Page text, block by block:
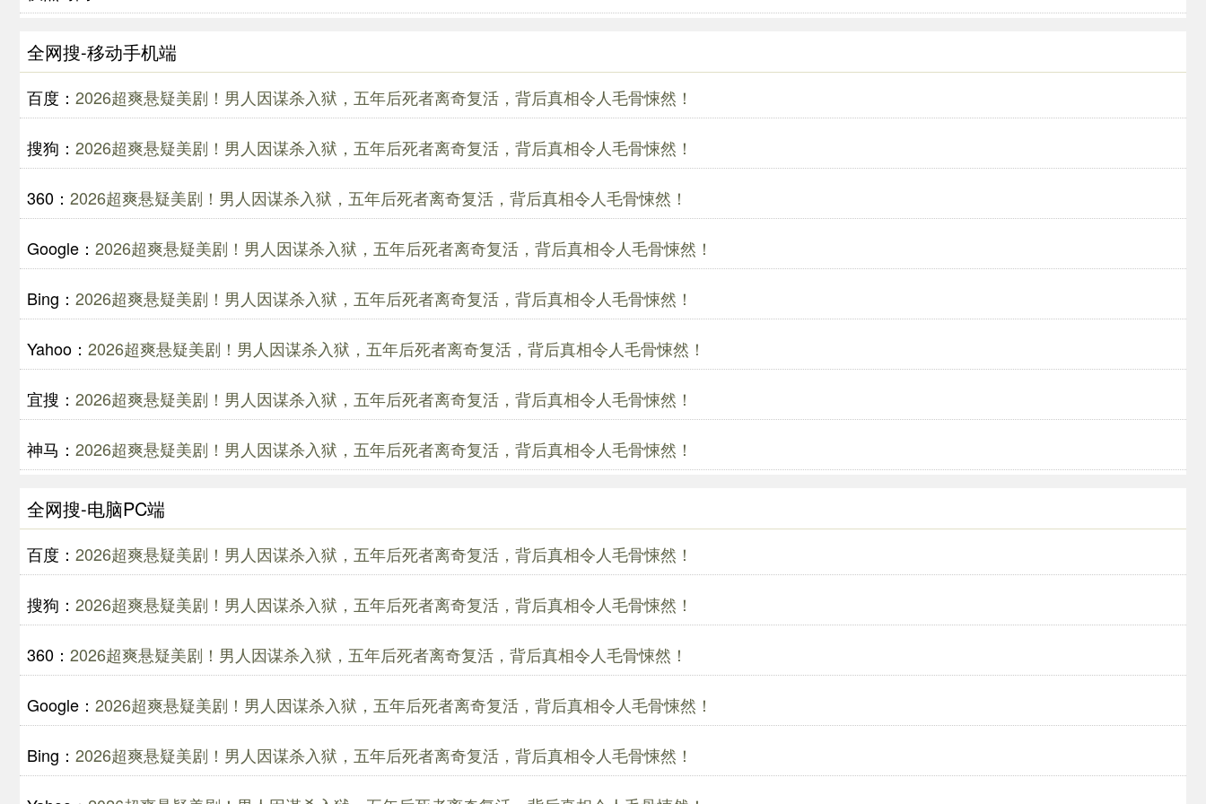
全网搜-移动手机端
百度： 2026超爽悬疑美剧！男人因谋杀入狱，五年后死者离奇复活，背后真相令人毛骨悚然！
搜狗： 2026超爽悬疑美剧！男人因谋杀入狱，五年后死者离奇复活，背后真相令人毛骨悚然！
360： 2026超爽悬疑美剧！男人因谋杀入狱，五年后死者离奇复活，背后真相令人毛骨悚然！
Google： 2026超爽悬疑美剧！男人因谋杀入狱，五年后死者离奇复活，背后真相令人毛骨悚然！
Bing： 2026超爽悬疑美剧！男人因谋杀入狱，五年后死者离奇复活，背后真相令人毛骨悚然！
Yahoo： 2026超爽悬疑美剧！男人因谋杀入狱，五年后死者离奇复活，背后真相令人毛骨悚然！
宜搜： 2026超爽悬疑美剧！男人因谋杀入狱，五年后死者离奇复活，背后真相令人毛骨悚然！
神马： 2026超爽悬疑美剧！男人因谋杀入狱，五年后死者离奇复活，背后真相令人毛骨悚然！
全网搜-电脑PC端
百度： 2026超爽悬疑美剧！男人因谋杀入狱，五年后死者离奇复活，背后真相令人毛骨悚然！
搜狗： 2026超爽悬疑美剧！男人因谋杀入狱，五年后死者离奇复活，背后真相令人毛骨悚然！
360： 2026超爽悬疑美剧！男人因谋杀入狱，五年后死者离奇复活，背后真相令人毛骨悚然！
Google： 2026超爽悬疑美剧！男人因谋杀入狱，五年后死者离奇复活，背后真相令人毛骨悚然！
Bing： 2026超爽悬疑美剧！男人因谋杀入狱，五年后死者离奇复活，背后真相令人毛骨悚然！